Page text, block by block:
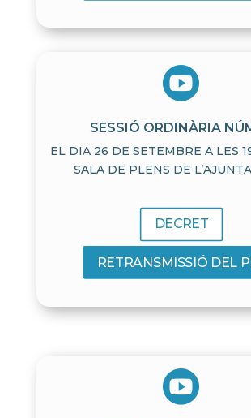

SESSIÓ ORDINÀRIA
EL DIA 26 DE SETEMBRE A LES
SALA DE PLENS DE
DECRET
RETRANSMISSIÓ DEL
